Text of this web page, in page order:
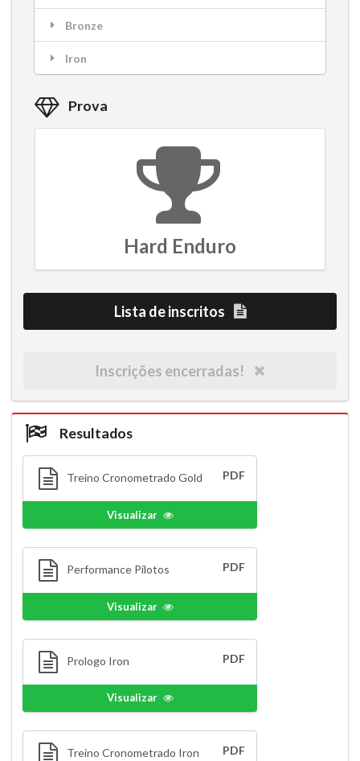
Bronze
Iron
Prova
Hard Enduro
Lista de inscritos
Inscrições encerradas!
Resultados
Treino Cronometrado Gold PDF
Visualizar
Performance Pilotos PDF
Visualizar
Prologo Iron PDF
Visualizar
Treino Cronometrado Iron PDF